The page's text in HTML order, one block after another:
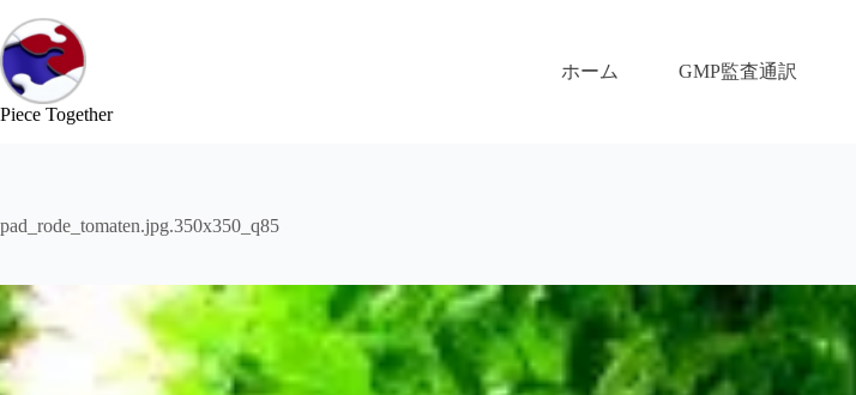
ン
テ
ン
ツ
プ
Piece Together
ホーム GMP監査通訳
pad_rode_tomaten.jpg.350x350_q85